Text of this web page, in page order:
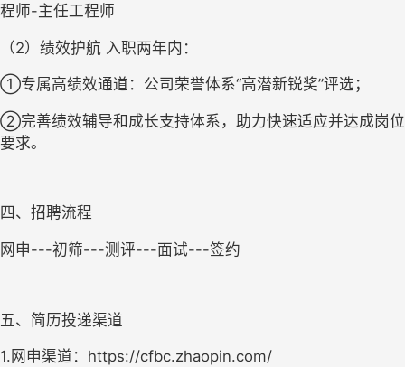
程师-主任工程师
（2）绩效护航 入职两年内：
①专属高绩效通道：公司荣誉体系“高潜新锐奖”评选；
②完善绩效辅导和成长支持体系，助力快速适应并达成岗位
要求。
四、招聘流程
网申---初筛---测评---面试---签约
五、简历投递渠道
1.网申渠道：https://cfbc.zhaopin.com/